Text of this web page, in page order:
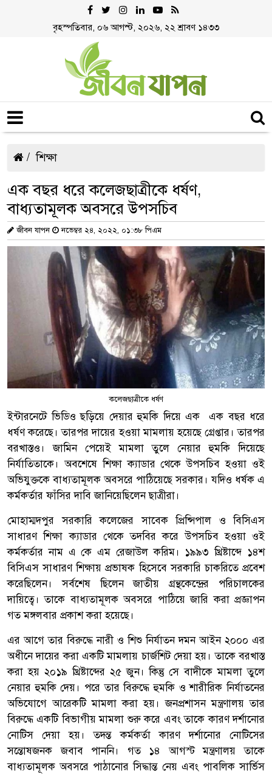
বৃহস্পতিবার, ০৬ আগস্ট, ২০২৬, ২২ শ্রাবণ ১৪৩৩
শিক্ষা
এক বছর ধরে কলেজছাত্রীকে ধর্ষণ,
বাধ্যতামূলক অবসরে উপসচিব
জীবন যাপন নভেম্বর ২৪, ২০২২, ০১:৩৮ পিএম
কলেজছাত্রীকে ধর্ষণ
ইন্টারনেটে ভিডিও ছড়িয়ে দেয়ার হুমকি দিয়ে এক এক বছর ধরে
ধর্ষণ করেছে। তারপর দায়ের হওয়া মামলায় হয়েছে গ্রেপ্তার। তারপর
বরখাস্তও। জামিন পেয়েই মামলা তুলে নেয়ার হুমকি দিয়েছে
নির্যাতিতাকে। অবশেষে শিক্ষা ক্যাডার থেকে উপসচিব হওয়া ওই
অভিযুক্তকে বাধ্যতামূলক অবসরে পাঠিয়েছে সরকার। যদিও ধর্ষক এ
কর্মকর্তার ফাঁসির দাবি জানিয়েছিলেন ছাত্রীরা।
মোহাম্মদপুর সরকারি কলেজের সাবেক প্রিন্সিপাল ও বিসিএস
সাধারণ শিক্ষা ক্যাডার থেকে তদবির করে উপসচিব হওয়া ওই
কর্মকর্তার নাম এ কে এম রেজাউল করিম। ১৯৯৩ খ্রিষ্টাব্দে ১৪শ
বিসিএস সাধারণ শিক্ষায় প্রভাষক হিসেবে সরকারি চাকরিতে প্রবেশ
করেছিলেন। সর্বশেষ ছিলেন জাতীয় গ্রন্থকেন্দ্রের পরিচালকের
দায়িত্বে। তাকে বাধ্যতামূলক অবসরে পাঠিয়ে জারি করা প্রজ্ঞাপন
গত মঙ্গলবার প্রকাশ করা হয়েছে।
এর আগে তার বিরুদ্ধে নারী ও শিশু নির্যাতন দমন আইন ২০০০ এর
অধীনে দায়ের করা একটি মামলায় চার্জশিট দেয়া হয়। তাকে বরখাস্ত
করা হয় ২০১৯ খ্রিষ্টাব্দের ২৫ জুন। কিন্তু সে বাদীকে মামলা তুলে
নেয়ার হুমকি দেয়। পরে তার বিরুদ্ধে হুমকি ও শারীরিক নির্যাতনের
অভিযোগে আরেকটি মামলা করা হয়। জনপ্রশাসন মন্ত্রণালয় তার
বিরুদ্ধে একটি বিভাগীয় মামলা শুরু করে এবং তাকে কারণ দর্শানোর
নোটিস দেয়া হয়। তদন্ত কর্মকর্তা কারণ দর্শানোর নোটিসের
সন্তোষজনক জবাব পাননি। গত ১৪ আগস্ট মন্ত্রণালয় তাকে
বাধ্যতামূলক অবসরে পাঠানোর সিদ্ধান্ত নেয় এবং পাবলিক সার্ভিস